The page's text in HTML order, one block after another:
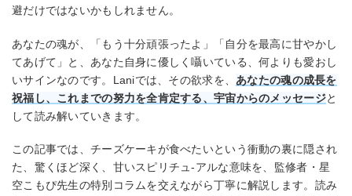
避だけではないかもしれません。
あなたの魂が、「もう十分頑張ったよ」「自分を最高に甘やかし
てあげて」と、あなた自身に優しく囁いている、何よりも愛おし
いサインなのです。Laniでは、その欲求を、 あなたの魂の成長を
祝福し、これまでの努力を全肯定する、宇宙からのメッセージと
して読み解いていきます。
この記事では、チーズケーキが食べたいという衝動の裏に隠され
た、驚くほど深く、甘いスピリチュ-アルな意味を、監修者・星
空こもぴ先生の特別コラムを交えながら丁寧に解説します。読み